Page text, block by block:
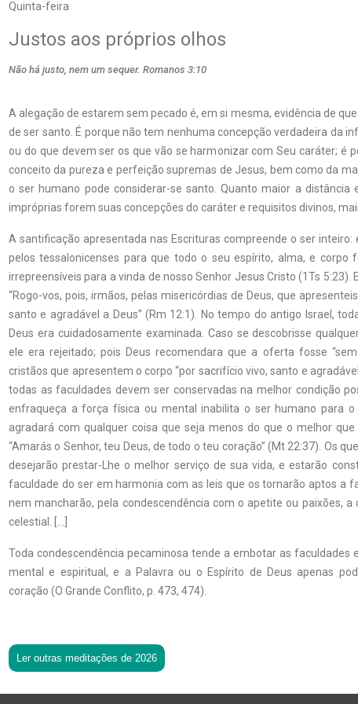
Quinta-feira
Justos aos próprios olhos
Não há justo, nem um sequer. Romanos 3:10
A alegação de estarem sem pecado é, em si mesma, evidência de
de ser santo. É porque não tem nenhuma concepção verdadeira da
ou do que devem ser os que vão se harmonizar com Seu caráter; é
conceito da pureza e perfeição supremas de Jesus, bem como da
o ser humano pode considerar-se santo. Quanto maior a distância
impróprias forem suas concepções do caráter e requisitos divinos,
A santificação apresentada nas Escrituras compreende o ser inteiro:
pelos tessalonicenses para que todo o seu espírito, alma, e corpo
irrepreensíveis para a vinda de nosso Senhor Jesus Cristo (1Ts 5:23).
“Rogo-vos, pois, irmãos, pelas misericórdias de Deus, que
santo e agradável a Deus” (Rm 12:1). No tempo do antigo Israel,
Deus era cuidadosamente examinada. Caso se descobrisse
ele era rejeitado; pois Deus recomendara que a oferta fosse
cristãos que apresentem o corpo “por sacrifício vivo, santo e
todas as faculdades devem ser conservadas na melhor condição
enfraqueça a força física ou mental inabilita o ser humano para o
agradará com qualquer coisa que seja menos do que o melhor
“Amarás o Senhor, teu Deus, de todo o teu coração” (Mt 22:37). Os
desejarão prestar-Lhe o melhor serviço de sua vida, e estarão
faculdade do ser em harmonia com as leis que os tornarão aptos a
nem mancharão, pela condescendência com o apetite ou paixões,
celestial. […]
Toda condescendência pecaminosa tende a embotar as faculdades
mental e espiritual, e a Palavra ou o Espírito de Deus apenas
coração (O Grande Conflito, p. 473, 474).
Ler outras meditações de 2026